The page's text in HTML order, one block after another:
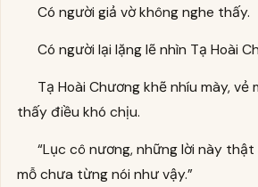
Có người giả vờ không nghe thấy.
Có người lại lặng lẽ nhìn Tạ Hoài
Tạ Hoài Chương khẽ nhíu mày,
thấy điều khó chịu.
“Lục cô nương, những lời này
mỗ chưa từng nói như vậy.”